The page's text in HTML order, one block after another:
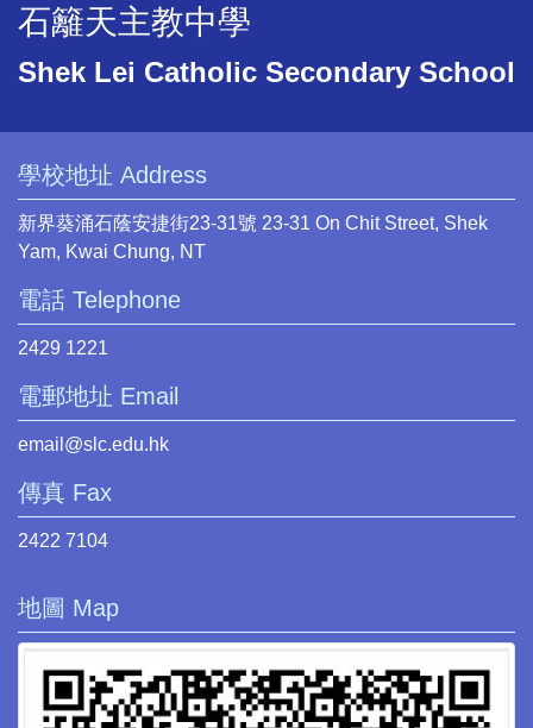
石籬天主教中學
Shek Lei Catholic Secondary School
學校地址 Address
新界葵涌石蔭安捷街23-31號 23-31 On Chit Street, Shek
Yam, Kwai Chung, NT
電話 Telephone
2429 1221
電郵地址 Email
email@slc.edu.hk
傳真 Fax
2422 7104
地圖 Map